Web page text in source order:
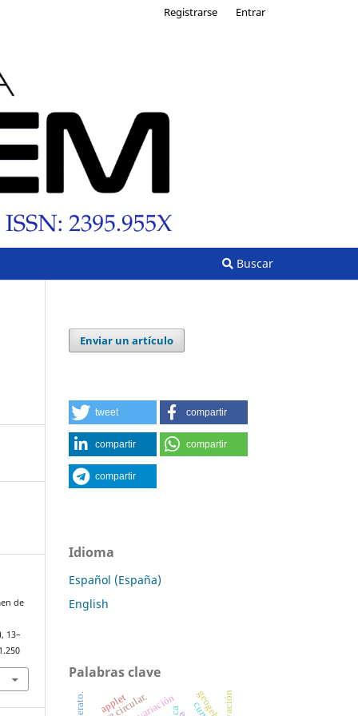
Buscar
Registrarse Entrar
de
13–
Enviar un artículo
tweet compartir
compartir compartir
compartir
Idioma
Español (España)
English
Palabras clave
variación
applet